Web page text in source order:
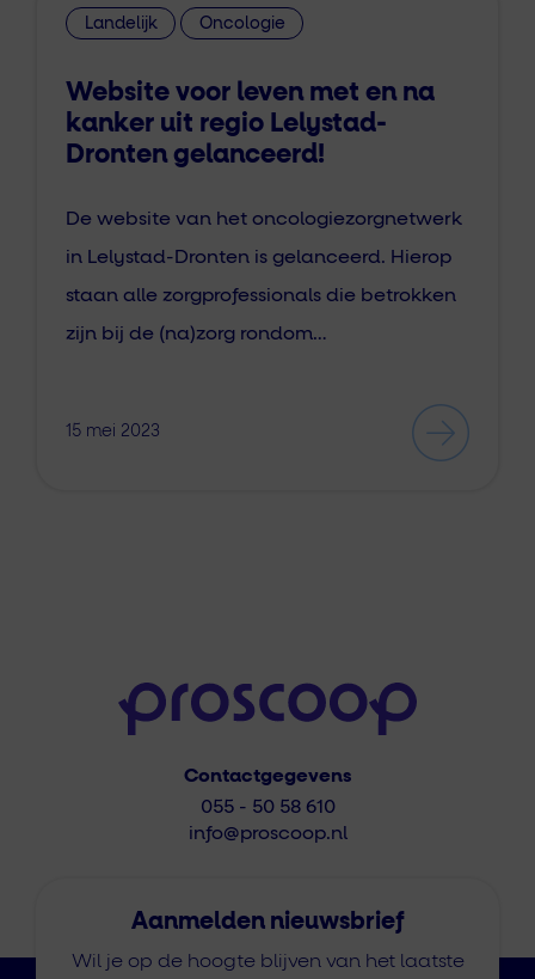
Landelijk Oncologie
Website voor leven met en na
kanker uit regio Lelystad-
Dronten gelanceerd!
De website van het oncologiezorgnetwerk
in Lelystad-Dronten is gelanceerd. Hierop
staan alle zorgprofessionals die betrokken
zijn bij de (na)zorg rondom…
15 mei 2023
Contactgegevens
055 - 50 58 610
info@proscoop.nl
Aanmelden nieuwsbrief
Wil je op de hoogte blijven van het laatste